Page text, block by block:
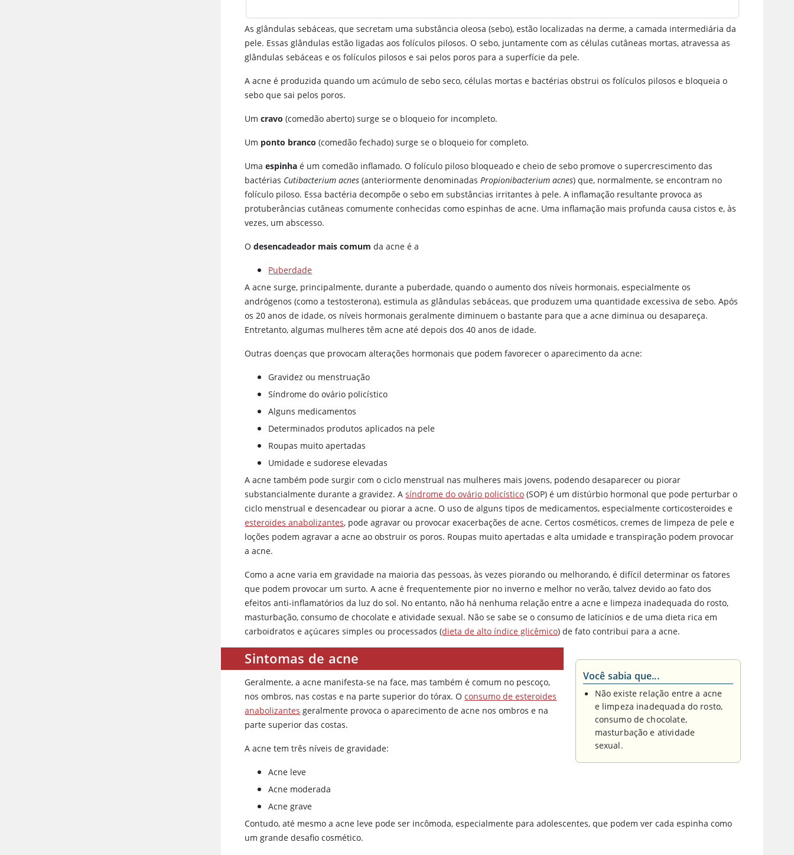
As glândulas sebáceas, que secretam uma substância oleosa (sebo), estão localizadas na derme, a camada intermediária da
pele. Essas glândulas estão ligadas aos folículos pilosos. O sebo, juntamente com as células cutâneas mortas, atravessa as
glândulas sebáceas e os folículos pilosos e sai pelos poros para a superfície da pele.
A acne é produzida quando um acúmulo de sebo seco, células mortas e bactérias obstrui os folículos pilosos e bloqueia o
sebo que sai pelos poros.
Umcravo (comedão aberto) surge se o bloqueio for incompleto.
Um ponto branco (comedão fechado) surge se o bloqueio for completo.
Umaespinha é um comedão inflamado. O folículo piloso bloqueado e cheio de sebo promove o supercrescimento das
bactérias Cutibacterium acnes (anteriormente denominadasPropionibacterium acnes) que, normalmente, se encontram no
folículo piloso. Essa bactéria decompõe o sebo em substâncias irritantes à pele. A inflamação resultante provoca as
protuberâncias cutâneas comumente conhecidas como espinhas de acne. Uma inflamação mais profunda causa cistos e, às
vezes, um abscesso.
Odesencadeador mais comum da acne é a
Puberdade
A acne surge, principalmente, durante a puberdade, quando o aumento dos níveis hormonais, especialmente os
andrógenos (como atestosterona), estimula as glândulas sebáceas, que produzem uma quantidade excessiva de sebo. Após
os 20 anos de idade, os níveis hormonais geralmente diminuem o bastante para que a acne diminua ou desapareça.
Entretanto, algumas mulheres têm acne até depois dos 40 anos de idade.
Outras doenças que provocam alterações hormonais que podem favorecer o aparecimento da acne:
Gravidez ou menstruação
Síndrome do ovário policístico
Alguns medicamentos
Determinados produtos aplicados na pele
Roupas muito apertadas
Umidade e sudorese elevadas
A acne também pode surgir com o ciclo menstrual nas mulheres mais jovens, podendo desaparecer ou piorar
substancialmente durante a gravidez. Asíndrome do ovário policístico (SOP) é um distúrbio hormonal que pode perturbar o
ciclo menstrual e desencadear ou piorar a acne. O uso de alguns tipos de medicamentos, especialmente corticosteroides e
esteroides anabolizantes, pode agravar ou provocar exacerbações de acne. Certos cosméticos, cremes de limpeza de pele e
loções podem agravar a acne ao obstruir os poros. Roupas muito apertadas e alta umidade e transpiração podem provocar
a acne.
Como a acne varia em gravidade na maioria das pessoas, às vezes piorando ou melhorando, é difícil determinar os fatores
que podem provocar um surto. A acne é frequentemente pior no inverno e melhor no verão, talvez devido ao fato dos
efeitos anti-inflamatórios da luz do sol. No entanto, não há nenhuma relação entre a acne e limpeza inadequada do rosto,
masturbação, consumo de chocolate e atividade sexual. Não se sabe se o consumo de laticínios e de uma dieta rica em
carboidratos e açúcares simples ou processados (dieta de alto índice glicêmico) de fato contribui para a acne.
Você sabia que...
Não existe relação entre a acne
e limpeza inadequada do rosto,
consumo de chocolate,
masturbação e atividade
sexual.
Sintomas de acne
Geralmente, a acne manifesta-se na face, mas também é comum no pescoço,
nos ombros, nas costas e na parte superior do tórax. Oconsumo de esteroides
anabolizantes geralmente provoca o aparecimento de acne nos ombros e na
parte superior das costas.
A acne tem três níveis de gravidade:
Acne leve
Acne moderada
Acne grave
Contudo, até mesmo a acne leve pode ser incômoda, especialmente para adolescentes, que podem ver cada espinha como
um grande desafio cosmético.